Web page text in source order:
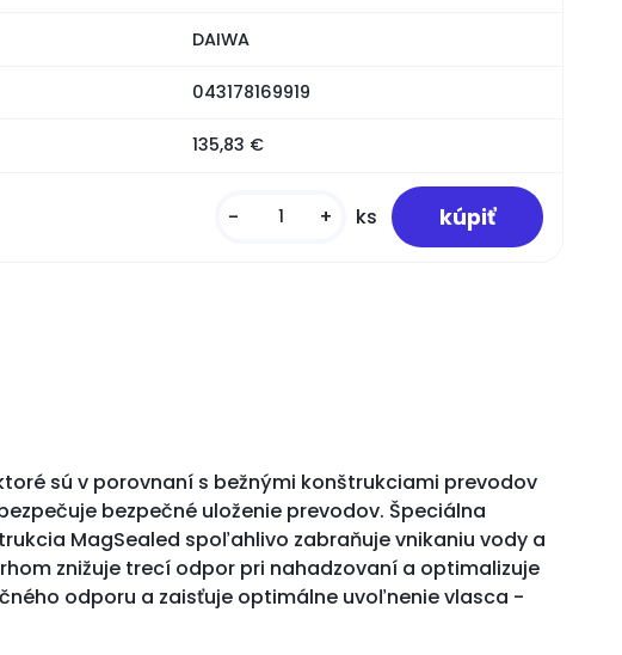
DAIWA
043178169919
135,83 €
- + ks
sú v porovnaní s bežnými konštrukciami prevodov
bezpečné uloženie prevodov. Špeciálna
MagSealed spoľahlivo zabraňuje vnikaniu vody a
znižuje trecí odpor pri nahadzovaní a optimalizuje
odporu a zaisťuje optimálne uvoľnenie vlasca -